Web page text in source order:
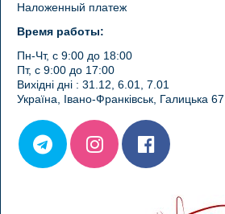
Наложенный платеж
Время работы:
Пн-Чт, с 9:00 до 18:00
Пт, с 9:00 до 17:00
Вихідні дні : 31.12, 6.01, 7.01
Україна, Івано-Франківськ, Галицька 67